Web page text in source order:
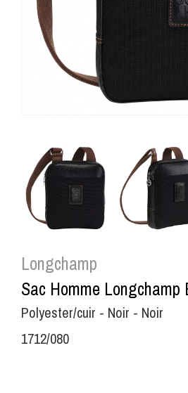
Longchamp
Sac Homme Longchamp
Polyester/cuir - Noir - Noir
1712/080